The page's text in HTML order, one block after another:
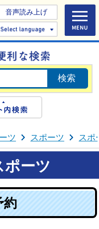
音声読み上げ
Select
索
ツ スポーツ スポ
ポーツ
約